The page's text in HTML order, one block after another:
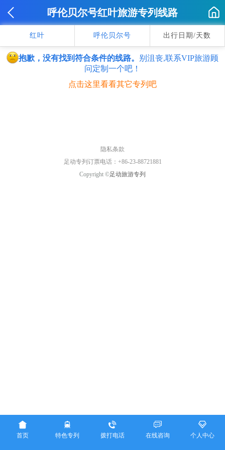
呼伦贝尔号红叶旅游专列线路
红叶 呼伦贝尔号 出行日期/天数
抱歉，没有找到符合条件的线路。 别沮丧,联系VIP旅游顾
问定制一个吧！
点击这里看看其它专列吧
隐私条款
足动专列订票电话：+86-23-88721881
Copyright ©足动旅游专列

首页

特色专列

拨打电话

在线咨询

个人中心